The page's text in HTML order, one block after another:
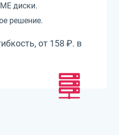
диски.
решение.
от 158 ₽. в